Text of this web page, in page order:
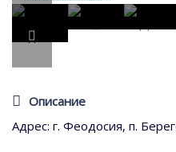
Описание
Адрес: г. Феодосия, п.